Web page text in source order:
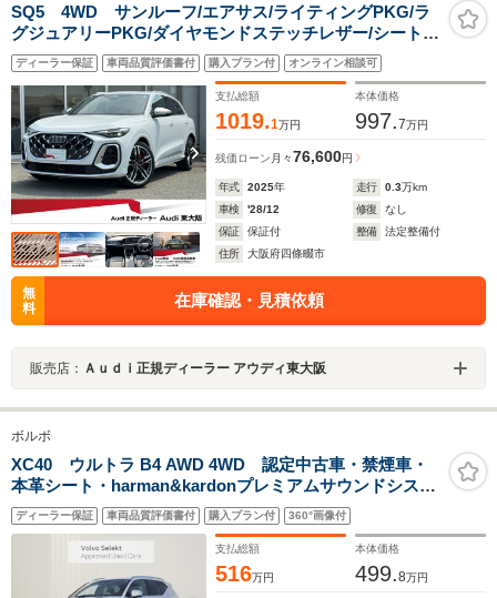
SQ5 4WD サンルーフ/エアサス/ライティングPKG/ラ
グジュアリーPKG/ダイヤモンドステッチレザー/シートベ
ンチレーション&マッサージ/MMIエクスペリエンスプ
ロ/Bang&Olufsen/助手席サブディスプレイ/デモUP/認定
中古車
ディーラー保証 車両品質評価書付 購入プラン付 オンライン相談可
支払総額
1019.1万円
本体価格
997.7万円
残価ローン 月々76,600円
年式 2025年 走行 0.3万km
車検
'28/12 修復
なし
保証
保証付 整備
法定整備付
住所
大阪府四條畷市
無
料
在庫確認・見積依頼
販売店： Ａｕｄｉ正規ディーラー アウディ東大阪
ボルボ
XC40 ウルトラ B4 AWD 4WD 認定中古車・禁煙車・
本革シート・harman&kardonプレミアムサウンドシステ
ム・パノラマガラスサンルーフ・F/Rシートヒーター・ス
テアリングホイールヒーター
ディーラー保証 車両品質評価書付 購入プラン付 360°画像付
支払総額
516万円
本体価格
499.8万円